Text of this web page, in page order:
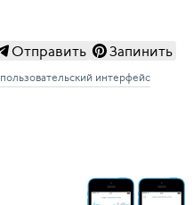
Отправить Запинить
пользовательский интерфейс